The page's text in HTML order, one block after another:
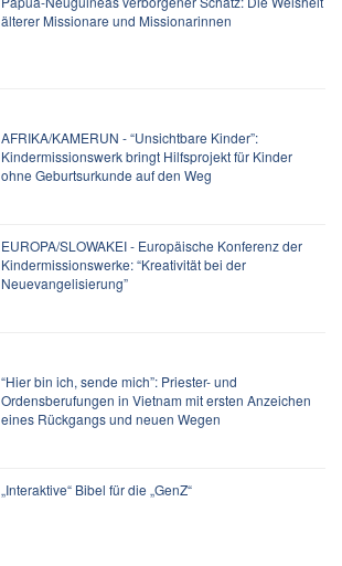
älterer Missionare und Missionarinnen
AFRIKA/KAMERUN - “Unsichtbare Kinder”:
Kindermissionswerk bringt Hilfsprojekt für Kinder
ohne Geburtsurkunde auf den Weg
EUROPA/SLOWAKEI - Europäische Konferenz der
Kindermissionswerke: “Kreativität bei der
Neuevangelisierung”
“Hier bin ich, sende mich”: Priester- und
Ordensberufungen in Vietnam mit ersten Anzeichen
eines Rückgangs und neuen Wegen
„Interaktive“ Bibel für die „GenZ“